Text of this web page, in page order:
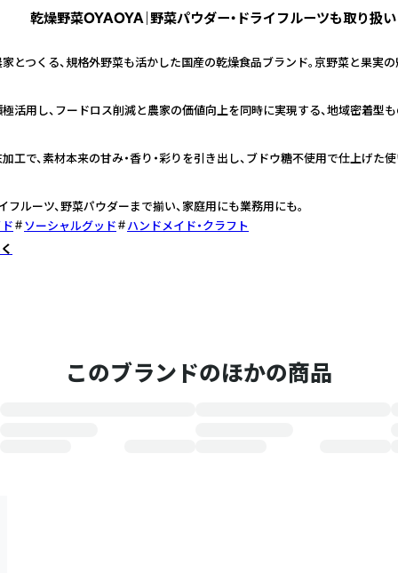
乾燥野菜OYAOYA｜野菜パウダー・ドライフルーツも取り扱い
とつくる、規格外野菜も活かした国産の乾燥食品ブランド。京野菜と果実の
活用し、フードロス削減と農家の価値向上を同時に実現する、地域密着型も
工で、素材本来の甘み・香り・彩りを引き出し、ブドウ糖不使用で仕上げた
フルーツ、野菜パウダーまで揃い、家庭用にも業務用にも。
ソーシャルグッド
ハンドメイド・クラフト
このブランドのほかの商品